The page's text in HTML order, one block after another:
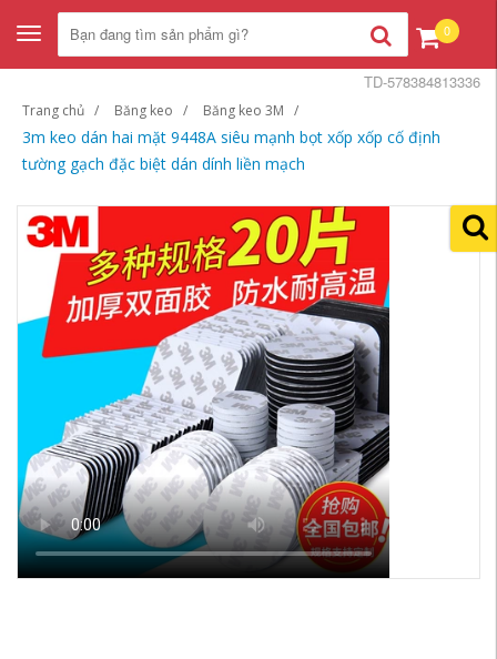
Toggle
navigation
0
Trang chủ Băng keo Băng keo 3M
3m keo dán hai mặt 9448A siêu mạnh bọt xốp xốp cố định
tường gạch đặc biệt dán dính liền mạch
TD-578384813336